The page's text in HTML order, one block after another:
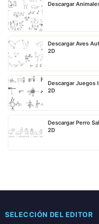
Descargar
Descargar Aves
2D
Descargar Juegos
2D
Descargar Perro
2D
SELECCIÓN DEL EDITOR